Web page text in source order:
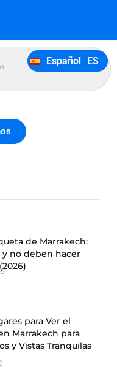
Español ES
Italiano IT
Português PT
de Marrakech:
no deben hacer
para Ver el
Marrakech para
y Vistas Tranquilas